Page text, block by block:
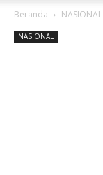
Beranda NASIONAL
NASIONAL